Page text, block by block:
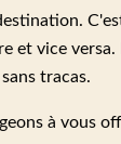
et vice versa.
tracas.
à vous